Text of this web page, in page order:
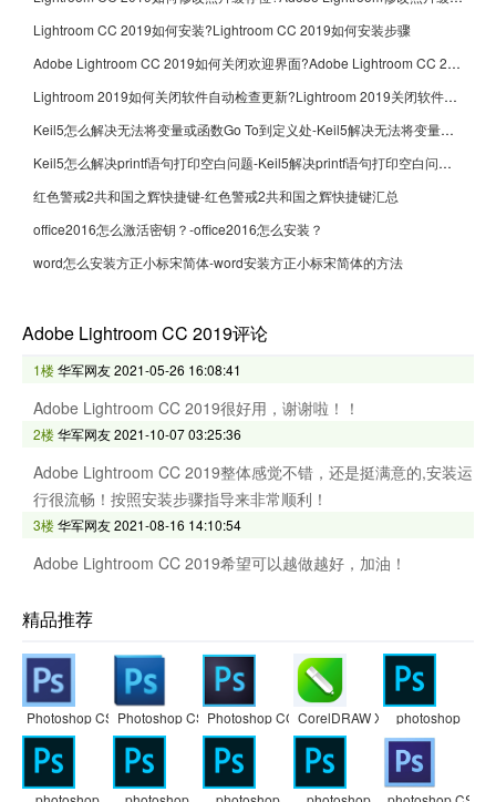
Lightroom CC 2019如何安装?Lightroom CC 2019如何安装步骤
Adobe Lightroom CC 2019如何关闭欢迎界面?Adobe Lightroom CC 2019关闭欢迎界面的方法
Lightroom 2019如何关闭软件自动检查更新?Lightroom 2019关闭软件自动检查更新的方法
Keil5怎么解决无法将变量或函数Go To到定义处-Keil5解决无法将变量或函数Go To到定义处的方法
Keil5怎么解决printf语句打印空白问题-Keil5解决printf语句打印空白问题的方法
红色警戒2共和国之辉快捷键-红色警戒2共和国之辉快捷键汇总
office2016怎么激活密钥？-office2016怎么安装？
word怎么安装方正小标宋简体-word安装方正小标宋简体的方法
Adobe Lightroom CC 2019评论
1楼华军网友2021-05-26 16:08:41
Adobe Lightroom CC 2019很好用，谢谢啦！！
2楼华军网友2021-10-07 03:25:36
Adobe Lightroom CC 2019整体感觉不错，还是挺满意的,安装运
行很流畅！按照安装步骤指导来非常顺利！
3楼华军网友2021-08-16 14:10:54
Adobe Lightroom CC 2019希望可以越做越好，加油！
精品推荐
Photoshop CS6Photoshop CS5Photoshop CC CorelDRAW X7 photoshop